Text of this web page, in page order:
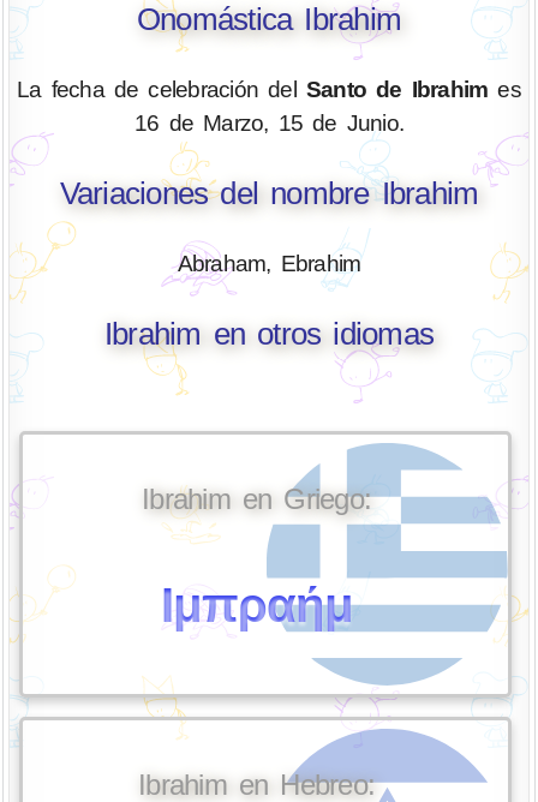
Onomástica Ibrahim
La fecha de celebración del Santo de Ibrahim es
16 de Marzo, 15 de Junio.
Variaciones del nombre Ibrahim
Abraham, Ebrahim
Ibrahim en otros idiomas
Ibrahim en Griego:
Ιμπραήμ
Ibrahim en Hebreo: